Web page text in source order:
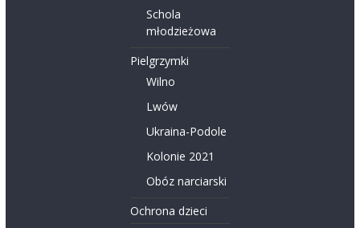
Schola
młodzieżowa
Pielgrzymki
Wilno
Lwów
Ukraina-Podole
Kolonie 2021
Obóz narciarski
Ochrona dzieci